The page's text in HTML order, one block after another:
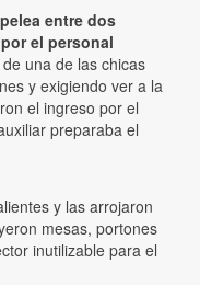
entre dos
el personal
una de las chicas
y exigiendo ver a la
el ingreso por el
preparaba el
y las arrojaron
mesas, portones
inutilizable para el